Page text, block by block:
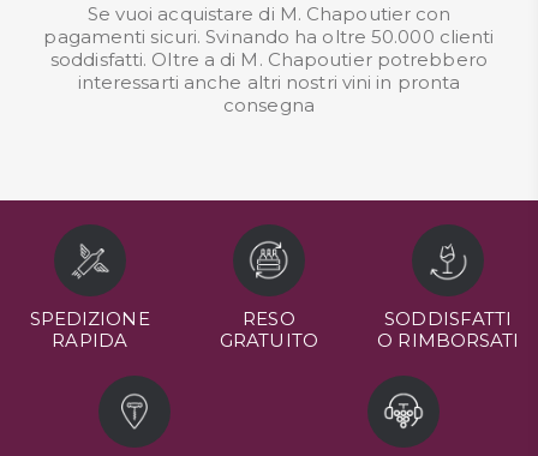
Se vuoi acquistare di M. Chapoutier con
pagamenti sicuri. Svinando ha oltre 50.000 clienti
soddisfatti. Oltre a di M. Chapoutier potrebbero
interessarti anche altri nostri vini in pronta
consegna
SPEDIZIONE
RAPIDA
RESO
GRATUITO
SODDISFATTI
O RIMBORSATI